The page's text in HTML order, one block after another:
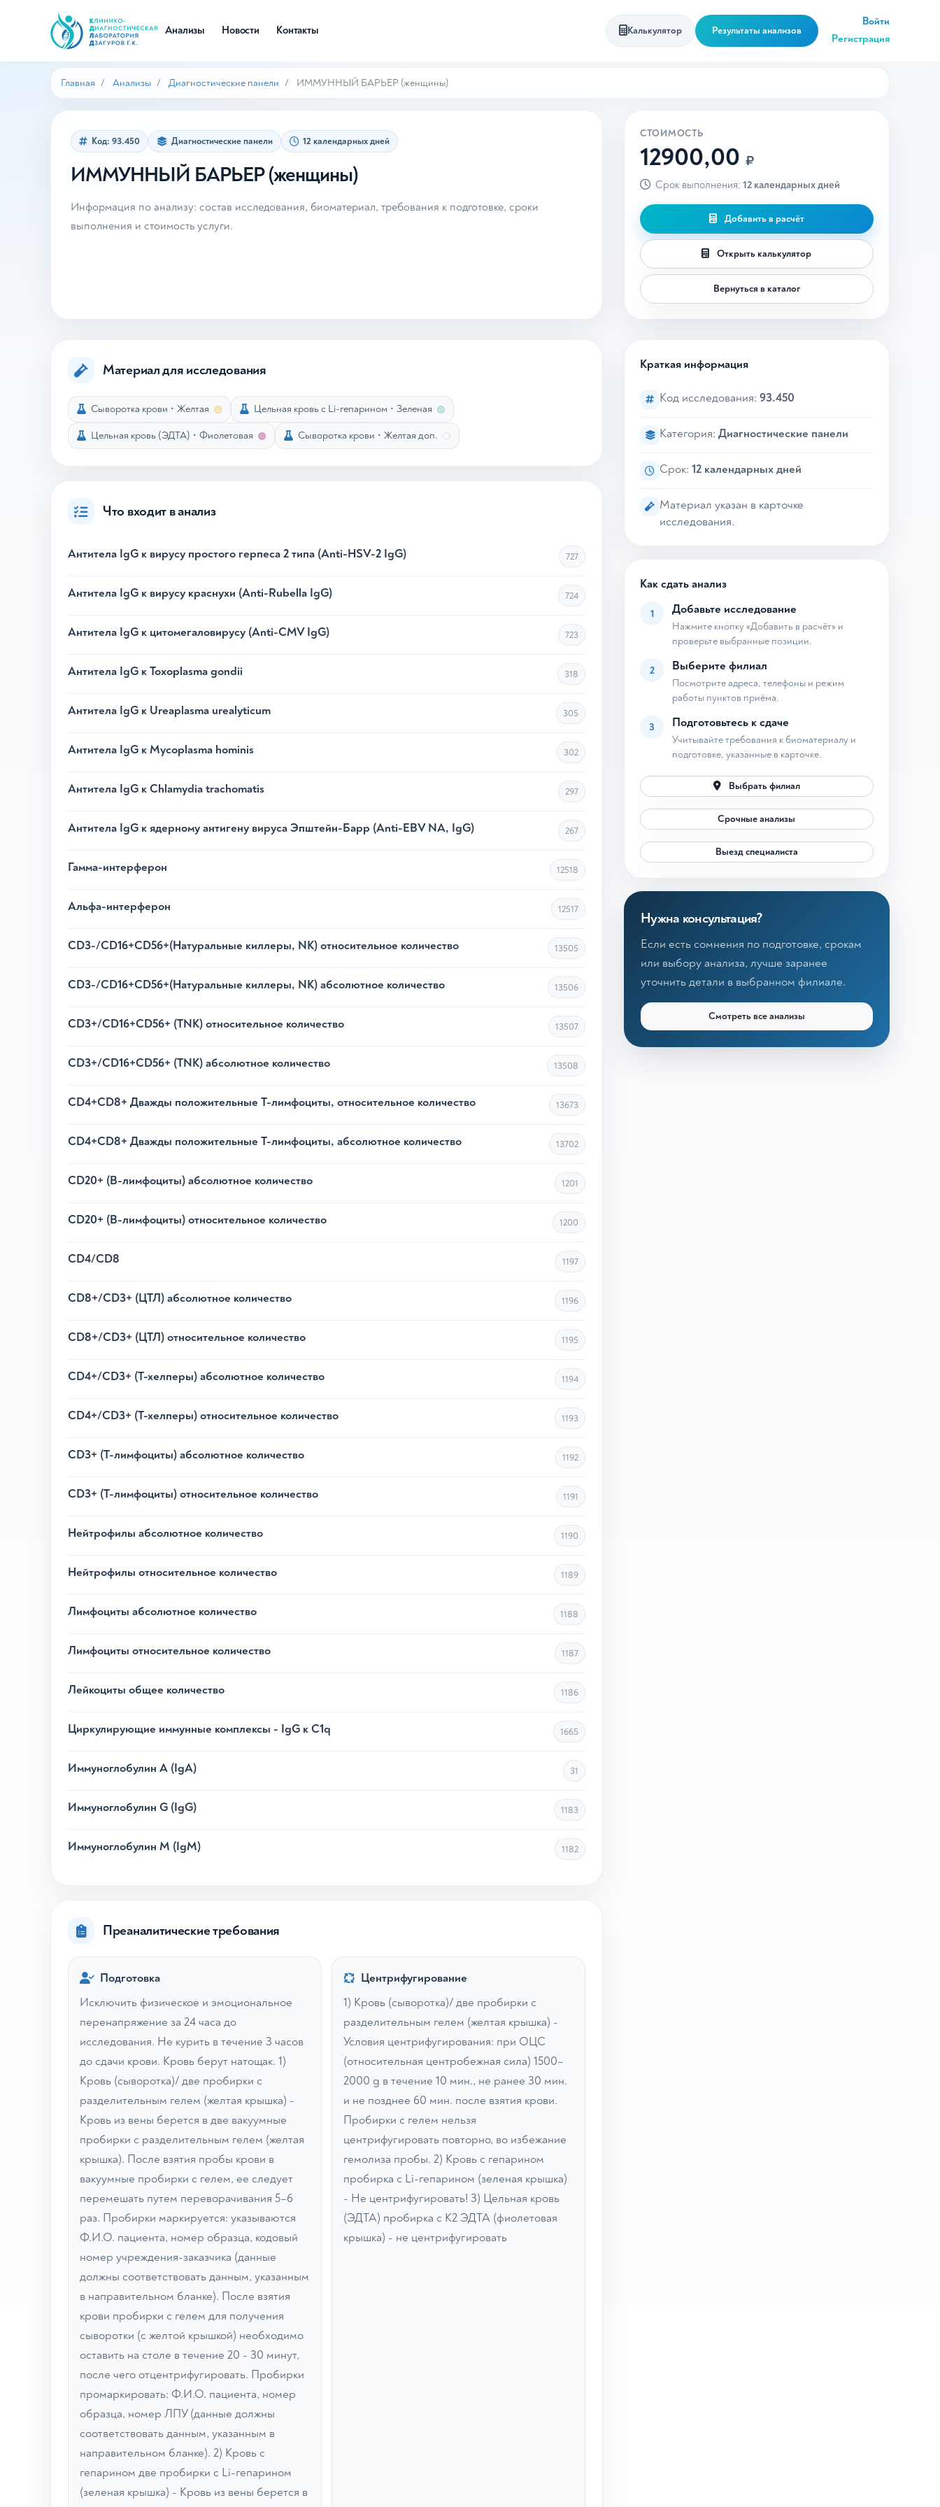
Анализы Новости Контакты Калькулятор Результаты анализов
Войти
Регистрация
Главная Анализы Диагностические панели ИММУННЫЙ БАРЬЕР (женщины)
Код: 93.450 Диагностические панели 12 календарных дней
ИММУННЫЙ БАРЬЕР (женщины)
Информация по анализу: состав исследования, биоматериал, требования к подготовке, сроки
выполнения и стоимость услуги.
СТОИМОСТЬ
12900,00 ₽
Срок выполнения: 12 календарных дней
Добавить в расчёт
Открыть калькулятор
Вернуться в каталог
Материал для исследования
Сыворотка крови • Желтая Цельная кровь с Li-гепарином • Зеленая
Цельная кровь (ЭДТА) • Фиолетовая Сыворотка крови • Желтая доп.
Что входит в анализ
Антитела IgG к вирусу простого герпеса 2 типа (Anti-HSV-2 IgG) 727
Антитела IgG к вирусу краснухи (Anti-Rubella IgG) 724
Антитела IgG к цитомегаловирусу (Anti-CMV IgG) 723
Антитела IgG к Toxoplasma gondii 318
Антитела IgG к Ureaplasma urealyticum 305
Антитела IgG к Mycoplasma hominis 302
Антитела IgG к Chlamydia trachomatis 297
Антитела IgG к ядерному антигену вируса Эпштейн-Барр (Anti-EBV NA, IgG) 267
Гамма-интерферон 12518
Альфа-интерферон 12517
CD3-/CD16+CD56+(Натуральные киллеры, NK) относительное количество 13505
CD3-/CD16+CD56+(Натуральные киллеры, NK) абсолютное количество 13506
CD3+/CD16+CD56+ (TNK) относительное количество 13507
CD3+/CD16+CD56+ (TNK) абсолютное количество 13508
CD4+CD8+ Дважды положительные Т-лимфоциты, относительное количество 13673
CD4+CD8+ Дважды положительные Т-лимфоциты, абсолютное количество 13702
CD20+ (В-лимфоциты) абсолютное количество 1201
CD20+ (В-лимфоциты) относительное количество 1200
CD4/CD8 1197
CD8+/CD3+ (ЦТЛ) абсолютное количество 1196
CD8+/CD3+ (ЦТЛ) относительное количество 1195
CD4+/CD3+ (Т-хелперы) абсолютное количество 1194
CD4+/CD3+ (Т-хелперы) относительное количество 1193
CD3+ (Т-лимфоциты) абсолютное количество 1192
CD3+ (Т-лимфоциты) относительное количество 1191
Нейтрофилы абсолютное количество 1190
Нейтрофилы относительное количество 1189
Лимфоциты абсолютное количество 1188
Лимфоциты относительное количество 1187
Лейкоциты общее количество 1186
Циркулирующие иммунные комплексы - IgG к C1q 1665
Иммуноглобулин A (IgA) 31
Иммуноглобулин G (IgG) 1183
Иммуноглобулин М (IgM) 1182
Преаналитические требования
Подготовка
Исключить физическое и эмоциональное
перенапряжение за 24 часа до
исследования. Не курить в течение 3 часов
до сдачи крови. Кровь берут натощак. 1)
Кровь (сыворотка)/ две пробирки с
разделительным гелем (желтая крышка) -
Кровь из вены берется в две вакуумные
пробирки с разделительным гелем (желтая
крышка). После взятия пробы крови в
вакуумные пробирки с гелем, ее следует
перемешать путем переворачивания 5–6
раз. Пробирки маркируется: указываются
Ф.И.О. пациента, номер образца, кодовый
номер учреждения-заказчика (данные
должны соответствовать данным, указанным
в направительном бланке). После взятия
крови пробирки с гелем для получения
сыворотки (с желтой крышкой) необходимо
оставить на столе в течение 20 - 30 минут,
после чего отцентрифугировать. Пробирки
промаркировать: Ф.И.О. пациента, номер
образца, номер ЛПУ (данные должны
соответствовать данным, указанным в
направительном бланке). 2) Кровь с
гепарином две пробирки с Li-гепарином
(зеленая крышка) - Кровь из вены берется в
Центрифугирование
1) Кровь (сыворотка)/ две пробирки с
разделительным гелем (желтая крышка) -
Условия центрифугирования: при ОЦС
(относительная центробежная сила) 1500–
2000 g в течение 10 мин., не ранее 30 мин.
и не позднее 60 мин. после взятия крови.
Пробирки с гелем нельзя
центрифугировать повторно, во избежание
гемолиза пробы. 2) Кровь с гепарином
пробирка с Li-гепарином (зеленая крышка)
- Не центрифугировать! 3) Цельная кровь
(ЭДТА) пробирка с К2 ЭДТА (фиолетовая
крышка) - не центрифугировать
Краткая информация
Код исследования: 93.450
Категория: Диагностические панели
Срок: 12 календарных дней
Материал указан в карточке
исследования.
Как сдать анализ
1 Добавьте исследование
Нажмите кнопку «Добавить в расчёт» и
проверьте выбранные позиции.
2 Выберите филиал
Посмотрите адреса, телефоны и режим
работы пунктов приёма.
3 Подготовьтесь к сдаче
Учитывайте требования к биоматериалу и
подготовке, указанные в карточке.
Выбрать филиал
Срочные анализы
Выезд специалиста
Нужна консультация?
Если есть сомнения по подготовке, срокам
или выбору анализа, лучше заранее
уточнить детали в выбранном филиале.
Смотреть все анализы